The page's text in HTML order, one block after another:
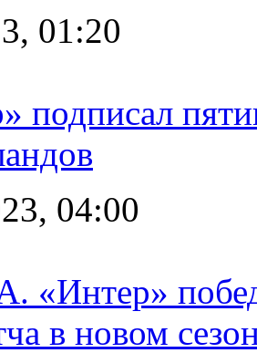
01:20
подписал
04:00
«Интер»
в новом